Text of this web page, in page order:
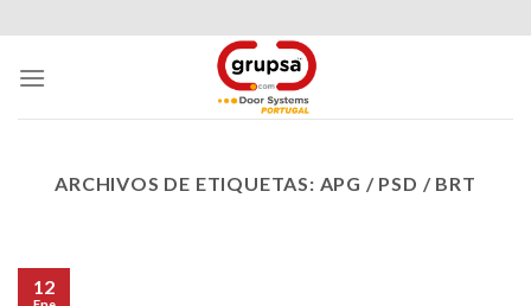
to
content
ARCHIVOS DE ETIQUETAS: APG / PSD / BRT
12